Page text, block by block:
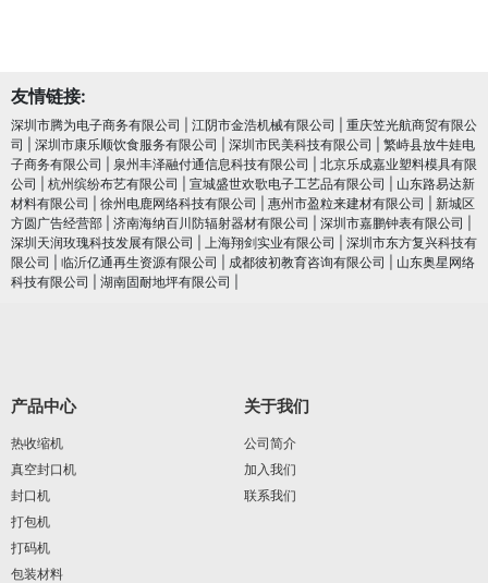
友情链接:
深圳市腾为电子商务有限公司 江阴市金浩机械有限公司
重庆笠光航商贸有限公
司
深圳市康乐顺饮食服务有限公司 深圳市民美科技有限公司
繁峙县放牛娃电
子商务有限公司
泉州丰泽融付通信息科技有限公司
北京乐成嘉业塑料模具有限
公司
杭州缤纷布艺有限公司 宣城盛世欢歌电子工艺品有限公司
山东路易达新
材料有限公司
徐州电鹿网络科技有限公司 惠州市盈粒来建材有限公司
新城区
方圆广告经营部
济南海纳百川防辐射器材有限公司 深圳市嘉鹏钟表有限公司
深圳天润玫瑰科技发展有限公司
上海翔剑实业有限公司
深圳市东方复兴科技有
限公司
临沂亿通再生资源有限公司 成都彼初教育咨询有限公司
山东奥星网络
科技有限公司
湖南固耐地坪有限公司
产品中心
热收缩机
真空封口机
封口机
打包机
打码机
包装材料
关于我们
公司简介
加入我们
联系我们